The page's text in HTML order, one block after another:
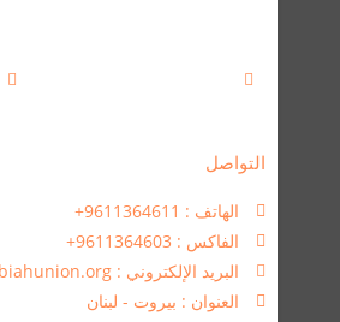
التواصل
الهاتف : 9611364611+
الفاكس : 9611364603+
البريد الإلكتروني : info@alarabiahunion.org
العنوان : بيروت - لبنان